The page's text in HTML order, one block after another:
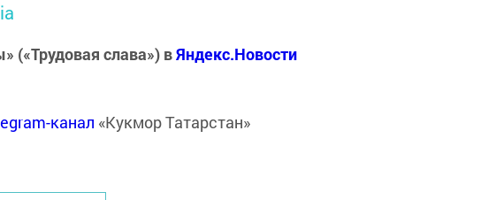
(«Трудовая слава») вЯндекс.Новости
канал «Кукмор Татарстан»